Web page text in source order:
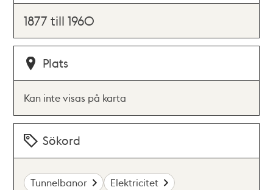
1877 till 1960
Plats
Kan inte visas på karta
Sökord
Tunnelbanor
Elektricitet